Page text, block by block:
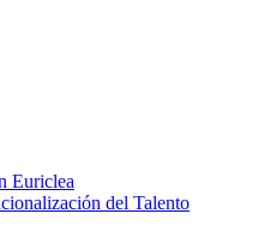
Euriclea
del Talento